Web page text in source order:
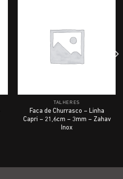
TALHERES
Faca de Churrasco – Linha
Capri – 21,6cm – 3mm – Zahav
Inox